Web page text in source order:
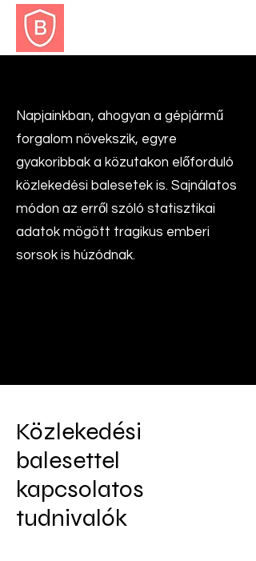
Napjainkban, ahogyan a gépjármű
forgalom növekszik, egyre
gyakoribbak a közutakon előforduló
közlekedési balesetek is. Sajnálatos
módon az erről szóló statisztikai
adatok mögött tragikus emberi
sorsok is húzódnak.
Közlekedési
balesettel
kapcsolatos
tudnivalók